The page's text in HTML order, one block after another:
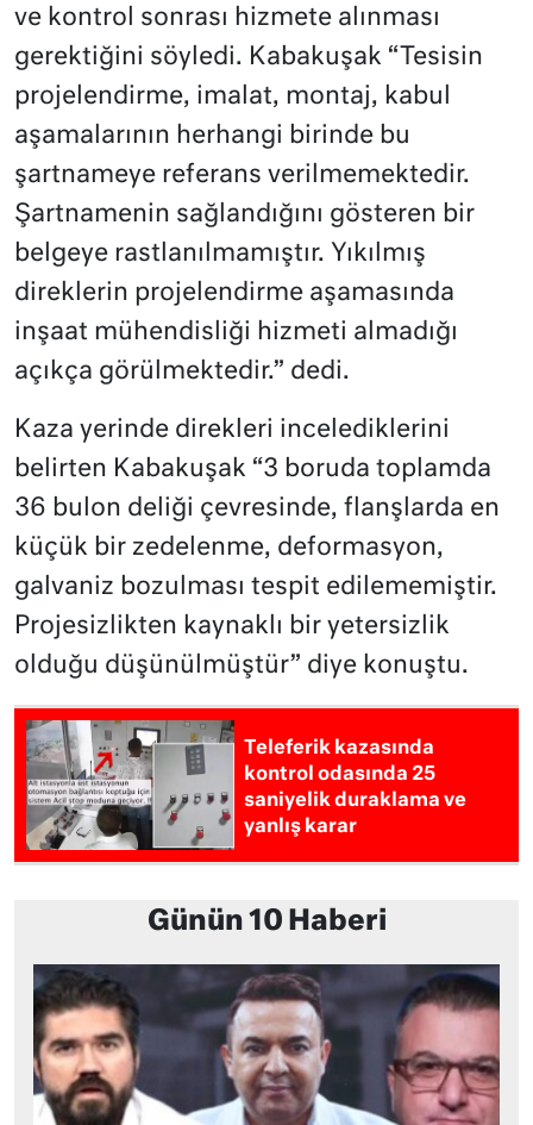
ve kontrol sonrası hizmete alınması
gerektiğini söyledi. Kabakuşak “Tesisin
projelendirme, imalat, montaj, kabul
aşamalarının herhangi birinde bu
şartnameye referans verilmemektedir.
Şartnamenin sağlandığını gösteren bir
belgeye rastlanılmamıştır. Yıkılmış
direklerin projelendirme aşamasında
inşaat mühendisliği hizmeti almadığı
açıkça görülmektedir.” dedi.
Kaza yerinde direkleri incelediklerini
belirten Kabakuşak “3 boruda toplamda
36 bulon deliği çevresinde, flanşlarda en
küçük bir zedelenme, deformasyon,
galvaniz bozulması tespit edilememiştir.
Projesizlikten kaynaklı bir yetersizlik
olduğu düşünülmüştür” diye konuştu.
Teleferik kazasında
kontrol odasında 25
saniyelik duraklama ve
yanlış karar
Günün 10 Haberi